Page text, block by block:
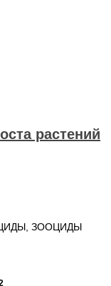
растений
ЗООЦИДЫ